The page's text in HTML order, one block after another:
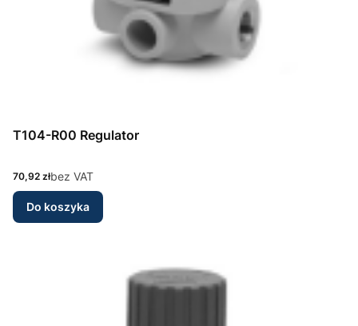
T104-R00 Regulator
Cena
70,92 złbez VAT
Do koszyka